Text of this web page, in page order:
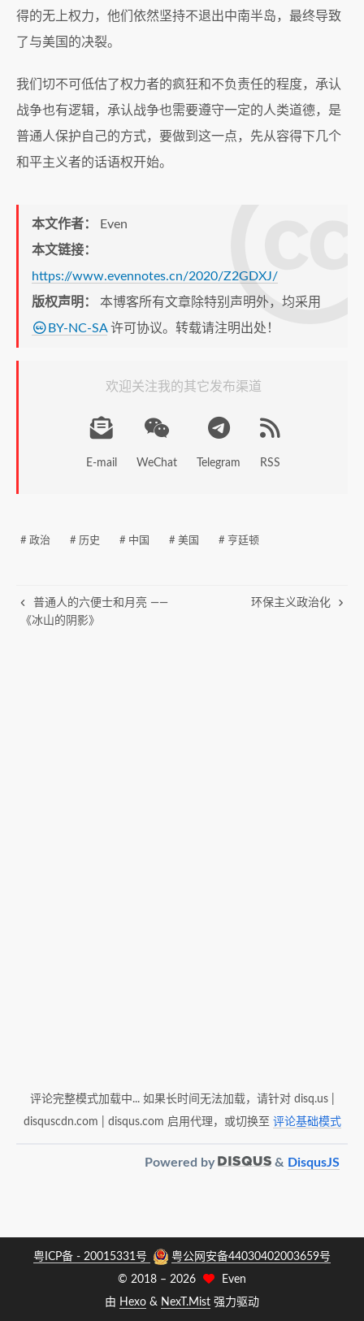
得的无上权力，他们依然坚持不退出中南半岛，最终导致
了与美国的决裂。
我们切不可低估了权力者的疯狂和不负责任的程度，承认
战争也有逻辑，承认战争也需要遵守一定的人类道德，是
普通人保护自己的方式，要做到这一点，先从容得下几个
和平主义者的话语权开始。
本文作者：
Even
本文链接：
https://www.evennotes.cn/2020/Z2GDXJ/
版权声明： 本博客所有文章除特别声明外，均采用
BY-NC-SA许可协议。转载请注明出处！
欢迎关注我的其它发布渠道
E-mail WeChat Telegram RSS
# 政治 # 历史 # 中国 # 美国 # 亨廷顿
普通人的六便士和月亮 ——
《冰山的阴影》
环保主义政治化
评论完整模式加载中... 如果长时间无法加载，请针对 disq.us |
disquscdn.com | disqus.com 启用代理，或切换至 评论基础模式
Powered by & DisqusJS
粤ICP备 - 20015331号
粤公网安备44030402003659号
© 2018 – 2026
Even
由 Hexo & NexT.Mist 强力驱动